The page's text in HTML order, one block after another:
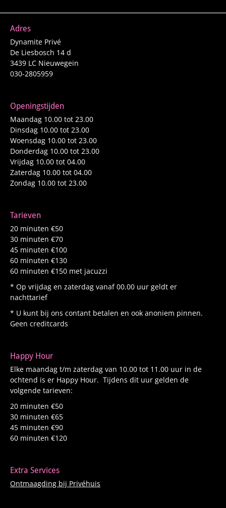
Adres
Dynamite Privé
De Liesbosch 14 d
3439 LC Nieuwegein
030-2805959
Openingstijden
Maandag 10.00 tot 23.00
Dinsdag 10.00 tot 23.00
Woensdag 10.00 tot 23.00
Donderdag 10.00 tot 23.00
Vrijdag 10.00 tot 04.00
Zaterdag 10.00 tot 04.00
Zondag 10.00 tot 23.00
Tarieven
20 minuten €50
30 minuten €70
45 minuten €100
60 minuten €130
60 minuten €150 met jacuzzi
* Op vrijdag en zaterdag vanaf 00.00 uur geldt er
nachttarief
* U kunt bij ons contant betalen en ook anoniem pinnen.
Geen creditcards
Happy Hour
Elke maandag t/m zaterdag van 10.00 tot 11.00 uur in de
ochtend is er Happy Hour. Tijdens dit uur gelden de
volgende tarieven:
20 minuten €50
30 minuten €65
45 minuten €90
60 minuten €120
Extra Services
Ontmaagding bij Privéhuis